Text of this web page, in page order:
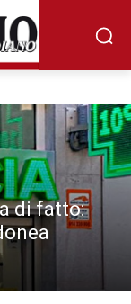
di fatto: